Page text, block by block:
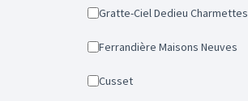
Gratte-Ciel Dedieu Charmettes
Ferrandière Maisons Neuves
Cusset